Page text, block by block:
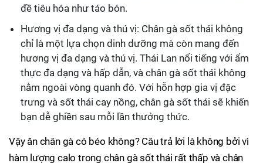
đề tiêu hóa như táo bón.
Hương vị đa dạng và thú vị: Chân gà sốt thái không
chỉ là một lựa chọn dinh dưỡng mà còn mang đến
hương vị đa dạng và thú vị. Thái Lan nổi tiếng với ẩm
thực đa dạng và hấp dẫn, và chân gà sốt thái không
nằm ngoài vòng quanh đó. Với hỗn hợp gia vị đặc
trưng và sốt thái cay nồng, chân gà sốt thái sẽ khiến
bạn dễ ghiền sau mỗi lần thưởng thức.
Vậy ăn chân gà có béo không? Câu trả lời là không bởi vì
hàm lượng calo trong chân gà sốt thái rất thấp và chân